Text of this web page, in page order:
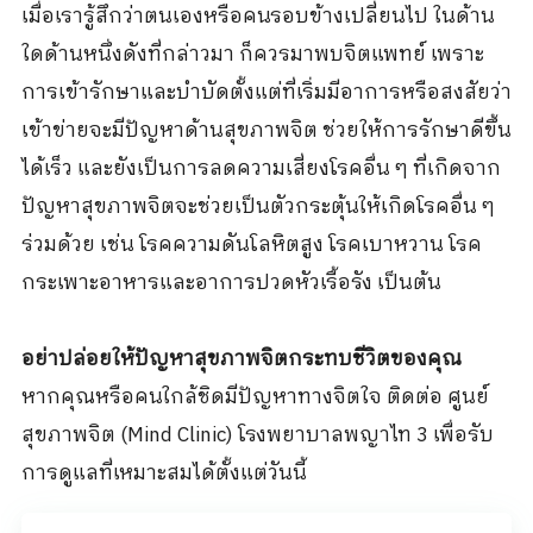
เมื่อเรารู้สึกว่าตนเองหรือคนรอบข้างเปลี่ยนไป ในด้าน
ใดด้านหนึ่งดังที่กล่าวมา ก็ควรมาพบจิตแพทย์ เพราะ
การเข้ารักษาและบำบัดตั้งแต่ที่เริ่มมีอาการหรือสงสัยว่า
เข้าข่ายจะมีปัญหาด้านสุขภาพจิต ช่วยให้การรักษาดีขึ้น
ได้เร็ว และยังเป็นการลดความเสี่ยงโรคอื่น ๆ ที่เกิดจาก
ปัญหาสุขภาพจิตจะช่วยเป็นตัวกระตุ้นให้เกิดโรคอื่น ๆ
ร่วมด้วย เช่น โรคความดันโลหิตสูง โรคเบาหวาน โรค
กระเพาะอาหารและอาการปวดหัวเรื้อรัง เป็นต้น
อย่าปล่อยให้ปัญหาสุขภาพจิตกระทบชีวิตของคุณ
หากคุณหรือคนใกล้ชิดมีปัญหาทางจิตใจ ติดต่อ ศูนย์
สุขภาพจิต (Mind Clinic) โรงพยาบาลพญาไท 3 เพื่อรับ
การดูแลที่เหมาะสมได้ตั้งแต่วันนี้